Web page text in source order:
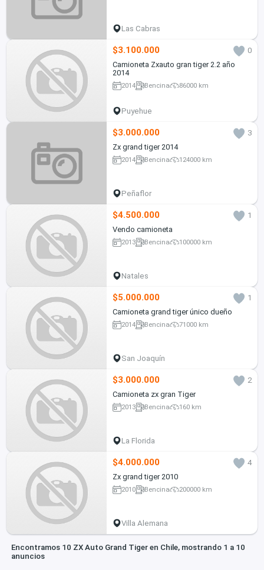
Las Cabras
$3.100.000
0
Camioneta Zxauto gran tiger 2.2 año
2014
2014 Bencina 86000 km
Puyehue
$3.000.000
3
Zx grand tiger 2014
2014 Bencina 124000 km
Peñaflor
$4.500.000
1
Vendo camioneta
2013 Bencina 100000 km
Natales
$5.000.000
1
Camioneta grand tiger único dueño
2014 Bencina 71000 km
San Joaquín
$3.000.000
2
Camioneta zx gran Tiger
2013 Bencina 160 km
La Florida
$4.000.000
4
Zx grand tiger 2010
2010 Bencina 200000 km
Villa Alemana
Encontramos 10 ZX Auto Grand Tiger en Chile, mostrando 1 a 10
anuncios